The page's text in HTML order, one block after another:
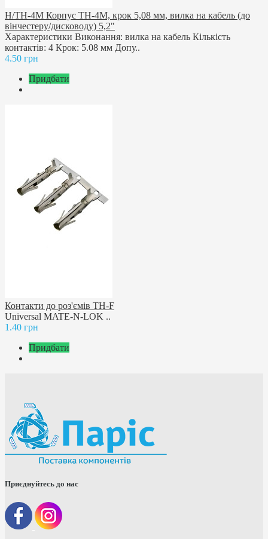
H/TH-4M Корпус TH-4M, крок 5,08 мм, вилка на кабель (до
вінчестеру/дисководу) 5,2"
Характеристики Виконання: вилка на кабель Кількість
контактів: 4 Крок: 5.08 мм Допу..
4.50 грн
Придбати
Контакти до роз'ємів TH-F
Universal MATE-N-LOK ..
1.40 грн
Придбати
Приєднуйтесь до нас